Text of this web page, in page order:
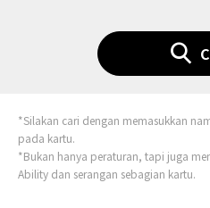
*Silakan cari dengan memasukkan
pada kartu.
*Bukan hanya peraturan, tapi juga
Ability dan serangan sebagian kartu.